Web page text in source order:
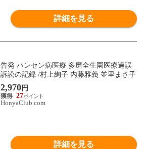
詳細を見る
告発 ハンセン病医療 多磨全生園医療過誤
訴訟の記録 /村上絢子 内藤雅義 並里まさ子
2,970円
27
HonyaClub.com
詳細を見る